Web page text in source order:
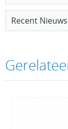
Recent Nieuws